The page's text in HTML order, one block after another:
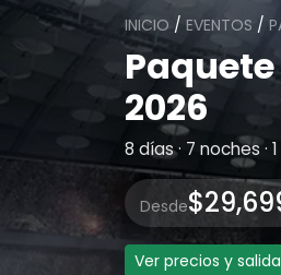
INICIO / EVENTOS /
2026
8 días · 7 noches ·
Desde
Ver precios y